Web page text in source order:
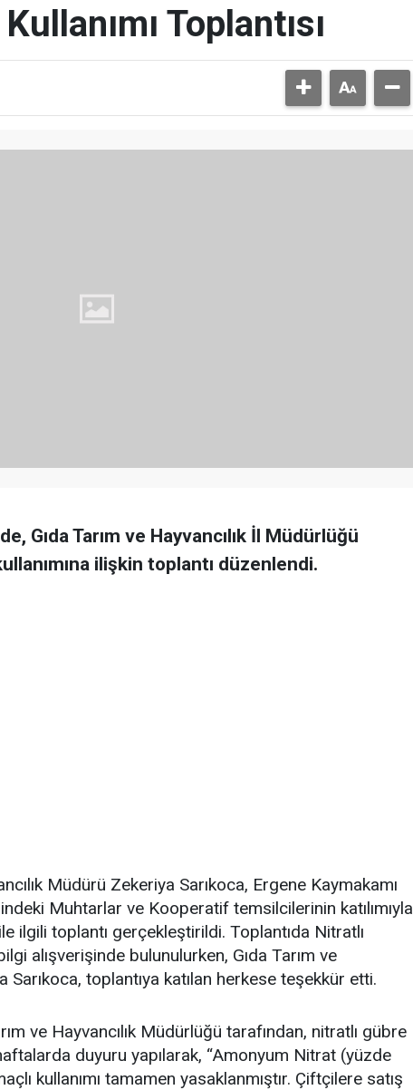
Toplantısı
Gıda Tarım ve Hayvancılık İl Müdürlüğü
ilişkin toplantı düzenlendi.
Müdürü Zekeriya Sarıkoca, Ergene Kaymakamı
Muhtarlar ve Kooperatif temsilcilerinin katılımıyla
ilgili toplantı gerçekleştirildi. Toplantıda Nitratlı
alışverişinde bulunulurken, Gıda Tarım ve
Sarıkoca, toplantıya katılan herkese teşekkür etti.
ve Hayvancılık Müdürlüğü tarafından, nitratlı gübre
duyuru yapılarak, “Amonyum Nitrat (yüzde
kullanımı tamamen yasaklanmıştır. Çiftçilere satış